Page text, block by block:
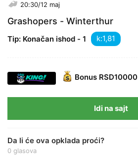
20:30/12 maj
Grashopers - Winterthur
Tip: Konačan ishod - 1 k:
Bonus RSD10000
Idi na sajt
Da li će ova opklada proći?
0 glasova